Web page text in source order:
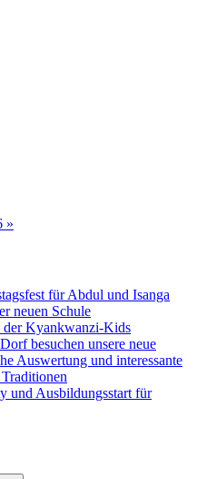
»
für Abdul und Isanga
neuen Schule
der Kyankwanzi-Kids
besuchen unsere neue
Auswertung und interessante
und Ausbildungsstart für